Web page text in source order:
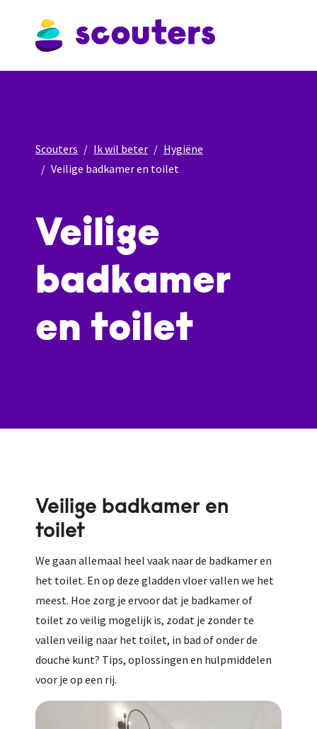
Scouters Ik wil beter
Hygiëne
Veilige badkamer en toilet
Veilige
badkamer
en toilet
Veilige badkamer en
toilet
We gaan allemaal heel vaak naar de badkamer en
het toilet. En op deze gladden vloer vallen we het
meest. Hoe zorg je ervoor dat je badkamer of
toilet zo veilig mogelijk is, zodat je zonder te
vallen veilig naar het toilet, in bad of onder de
douche kunt? Tips, oplossingen en hulpmiddelen
voor je op een rij.